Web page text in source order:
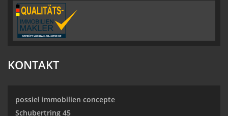
KONTAKT
possiel immobilien concepte
Schubertring 45